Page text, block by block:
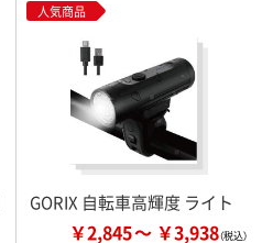
人気商品
GORIX 自転車高輝度 ライト
￥2,845 ￥3,938